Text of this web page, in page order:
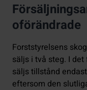
oförändrade
Forststyrelsens
säljs i två steg. I
säljs tillstånd
eftersom den